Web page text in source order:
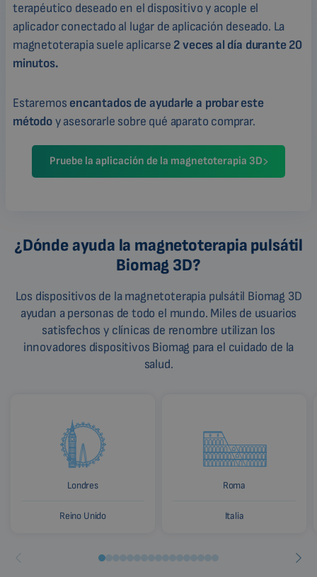
terapéutico deseado en el dispositivo y acople el
aplicador conectado al lugar de aplicación deseado. La
magnetoterapia suele aplicarse 2 veces al día durante 20
minutos.
Estaremos encantados de ayudarle a probar este
métodoy asesorarle sobre qué aparato comprar.
Pruebe la aplicación de la magnetoterapia 3D
¿Dónde ayuda la magnetoterapia pulsátil
Biomag 3D?
Los dispositivos de la magnetoterapia pulsátil Biomag 3D
ayudan a personas de todo el mundo. Miles de usuarios
satisfechos y clínicas de renombre utilizan los
innovadores dispositivos Biomag para el cuidado de la
salud.
Londres
Reino Unido
Roma
Italia